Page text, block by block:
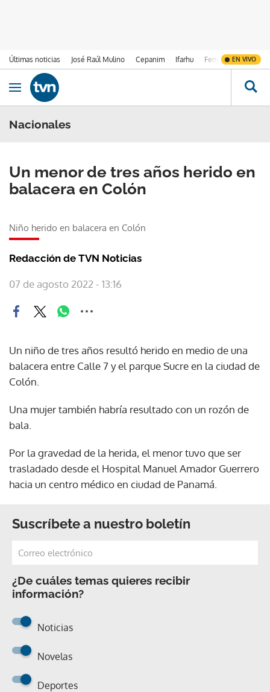
Últimas noticias José Raúl Mulino Cepanim Ifarhu Fenómeno de El
EN VIVO
Ir al contenido
Obrir navegació
Nacionales
Un menor de tres años herido en
balacera en Colón
Niño herido en balacera en Colón
Redacción de TVN Noticias
07 de agosto 2022 - 13:16
Un niño de tres años resultó herido en medio de una
balacera entre Calle 7 y el parque Sucre en la ciudad de
Colón.
Una mujer también habría resultado con un rozón de
bala.
Por la gravedad de la herida, el menor tuvo que ser
trasladado desde el Hospital Manuel Amador Guerrero
hacia un centro médico en ciudad de Panamá.
Suscríbete a nuestro boletín
¿De cuáles temas quieres recibir
información?
Noticias
Novelas
Deportes